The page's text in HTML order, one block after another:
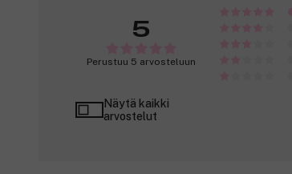
5
Perustuu 5 arvosteluun
Näytä kaikki
arvostelut